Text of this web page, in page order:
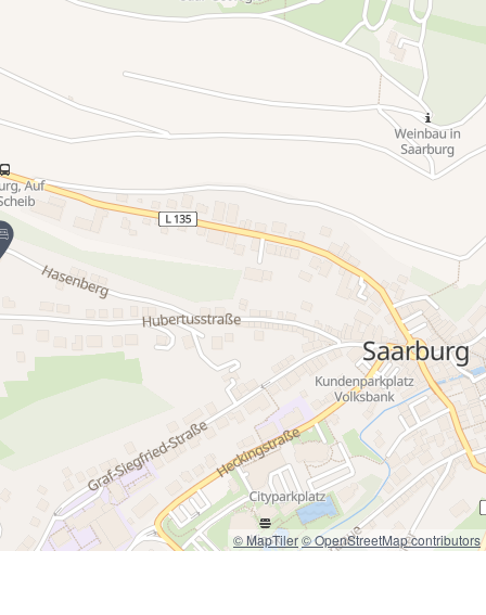
© MapTiler© OpenStreetMap contributors